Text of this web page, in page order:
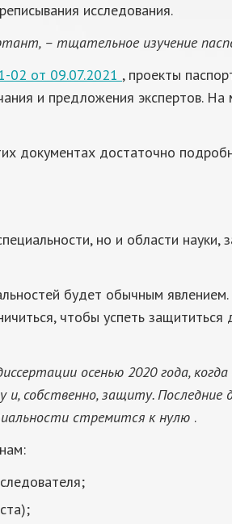
исследования.
– тщательное изучение
02 от 09.07.2021 , проекты
и предложения экспертов.
документах достаточно
но и области
будет обычным
чтобы успеть
осенью 2020 года,
и, собственно, защиту.
стремится к нулю .